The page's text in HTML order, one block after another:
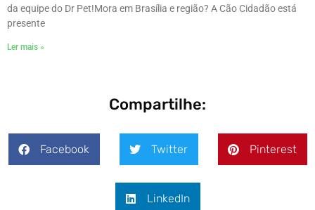
da equipe do Dr Pet!ㅤMora em Brasília e região? A Cão Cidadão está
presente
Ler mais »
Compartilhe:
Facebook Twitter Pinterest
LinkedIn